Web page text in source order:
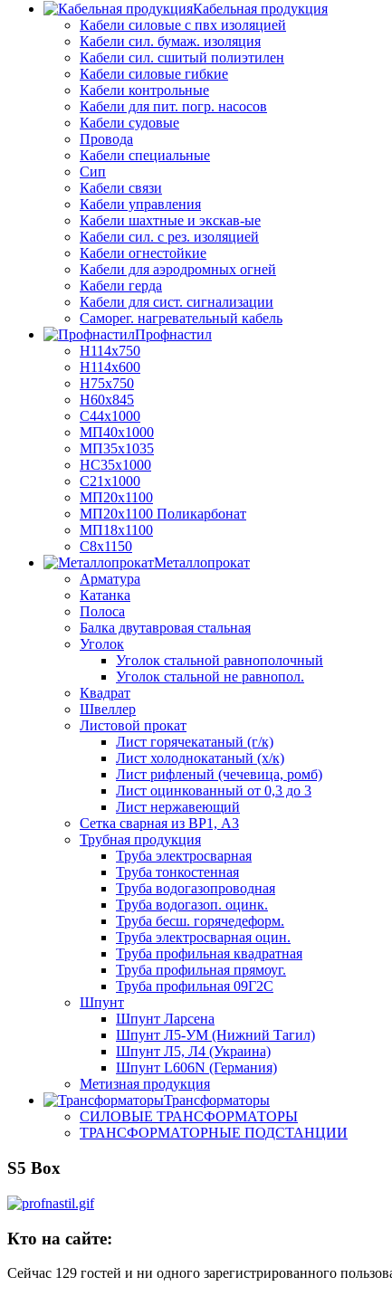
Кабельная продукция
Кабели силовые с пвх изоляцией
Кабели сил. бумаж. изоляция
Кабели сил. сшитый полиэтилен
Кабели силовые гибкие
Кабели контрольные
Кабели для пит. погр. насосов
Кабели судовые
Провода
Кабели специальные
Сип
Кабели связи
Кабели управления
Кабели шахтные и экскав-ые
Кабели сил. с рез. изоляцией
Кабели огнестойкие
Кабели для аэродромных огней
Кабели герда
Кабели для сист. сигнализации
Саморег. нагревательный кабель
Профнастил
Н114х750
Н114х600
Н75х750
Н60х845
С44х1000
МП40х1000
МП35х1035
НС35х1000
С21х1000
МП20х1100
МП20х1100 Поликарбонат
МП18х1100
С8х1150
Металлопрокат
Арматура
Катанка
Полоса
Балка двутавровая стальная
Уголок
Уголок стальной равнополочный
Уголок стальной не равнопол.
Квадрат
Швеллер
Листовой прокат
Лист горячекатаный (г/к)
Лист холоднокатаный (х/к)
Лист рифленый (чечевица, ромб)
Лист оцинкованный от 0,3 до 3
Лист нержавеющий
Сетка сварная из ВР1, А3
Трубная продукция
Труба электросварная
Труба тонкостенная
Труба водогазопроводная
Труба водогазоп. оцинк.
Труба бесш. горячедеформ.
Труба электросварная оцин.
Труба профильная квадратная
Труба профильная прямоуг.
Труба профильная 09Г2С
Шпунт
Шпунт Ларсена
Шпунт Л5-УМ (Нижний Тагил)
Шпунт Л5, Л4 (Украина)
Шпунт L606N (Германия)
Метизная продукция
Трансформаторы
СИЛОВЫЕ ТРАНСФОРМАТОРЫ
ТРАНСФОРМАТОРНЫЕ ПОДСТАНЦИИ
S5 Box
Кто на сайте:
Сейчас 129 гостей и ни одного зарегистрированного